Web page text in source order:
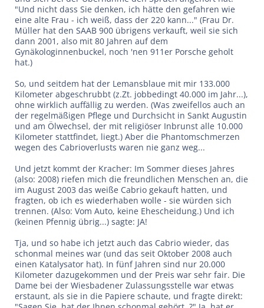
"Und nicht dass Sie denken, ich hätte den gefahren wie
eine alte Frau - ich weiß, dass der 220 kann..." (Frau Dr.
Müller hat den SAAB 900 übrigens verkauft, weil sie sich
dann 2001, also mit 80 Jahren auf dem
Gynäkologinnenbuckel, noch 'nen 911er Porsche geholt
hat.)
So, und seitdem hat der Lemansblaue mit mir 133.000
Kilometer abgeschrubbt (z.Zt. jobbedingt 40.000 im Jahr...),
ohne wirklich auffällig zu werden. (Was zweifellos auch an
der regelmäßigen Pflege und Durchsicht in Sankt Augustin
und am Ölwechsel, der mit religiöser Inbrunst alle 10.000
Kilometer stattfindet, liegt.) Aber die Phantomschmerzen
wegen des Cabrioverlusts waren nie ganz weg...
Und jetzt kommt der Kracher: Im Sommer dieses Jahres
(also: 2008) riefen mich die freundlichen Menschen an, die
im August 2003 das weiße Cabrio gekauft hatten, und
fragten, ob ich es wiederhaben wolle - sie würden sich
trennen. (Also: Vom Auto, keine Ehescheidung.) Und ich
(keinen Pfennig übrig...) sagte: JA!
Tja, und so habe ich jetzt auch das Cabrio wieder, das
schonmal meines war (und das seit Oktober 2008 auch
einen Katalysator hat). In fünf Jahren sind nur 20.000
Kilometer dazugekommen und der Preis war sehr fair. Die
Dame bei der Wiesbadener Zulassungsstelle war etwas
erstaunt, als sie in die Papiere schaute, und fragte direkt: